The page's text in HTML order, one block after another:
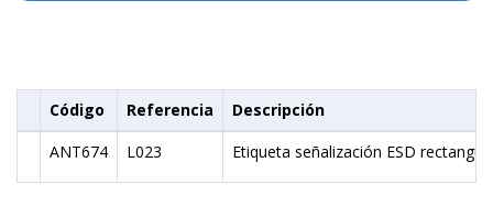
Código Referencia
Descripción
ANT674
L023 Etiqueta señalización ESD